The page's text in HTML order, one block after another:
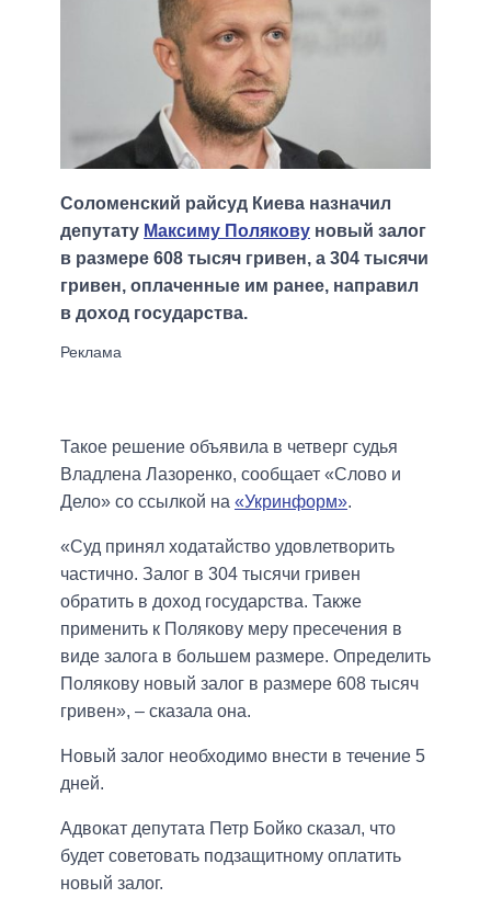
Соломенский райсуд Киева назначил
депутату Максиму Полякову новый залог
в размере 608 тысяч гривен, а 304 тысячи
гривен, оплаченные им ранее, направил
в доход государства.
Такое решение объявила в четверг судья
Владлена Лазоренко, сообщает «Слово и
Дело» со ссылкой на «Укринформ».
«Суд принял ходатайство удовлетворить
частично. Залог в 304 тысячи гривен
обратить в доход государства. Также
применить к Полякову меру пресечения в
виде залога в большем размере. Определить
Полякову новый залог в размере 608 тысяч
гривен», – сказала она.
Новый залог необходимо внести в течение 5
дней.
Адвокат депутата Петр Бойко сказал, что
будет советовать подзащитному оплатить
новый залог.